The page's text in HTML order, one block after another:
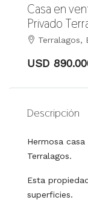
Casa en
Privado
Terralagos,
USD
Descripción
Hermosa
Terralagos.
Esta
superficies.